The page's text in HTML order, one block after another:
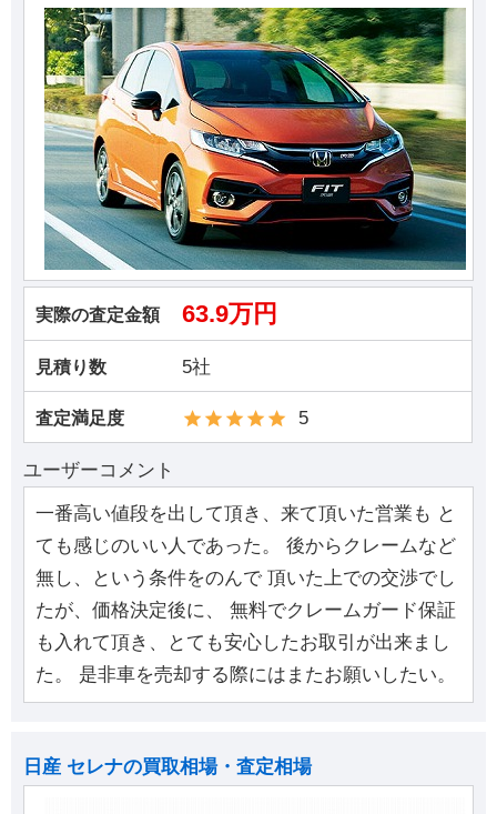
実際の査定金額 63.9万円
見積り数 5社
査定満足度 5
ユーザーコメント
一番高い値段を出して頂き、来て頂いた営業も と
ても感じのいい人であった。 後からクレームなど
無し、という条件をのんで 頂いた上での交渉でし
たが、価格決定後に、 無料でクレームガード保証
も入れて頂き、とても安心したお取引が出来まし
た。 是非車を売却する際にはまたお願いしたい。
日産 セレナの買取相場・査定相場